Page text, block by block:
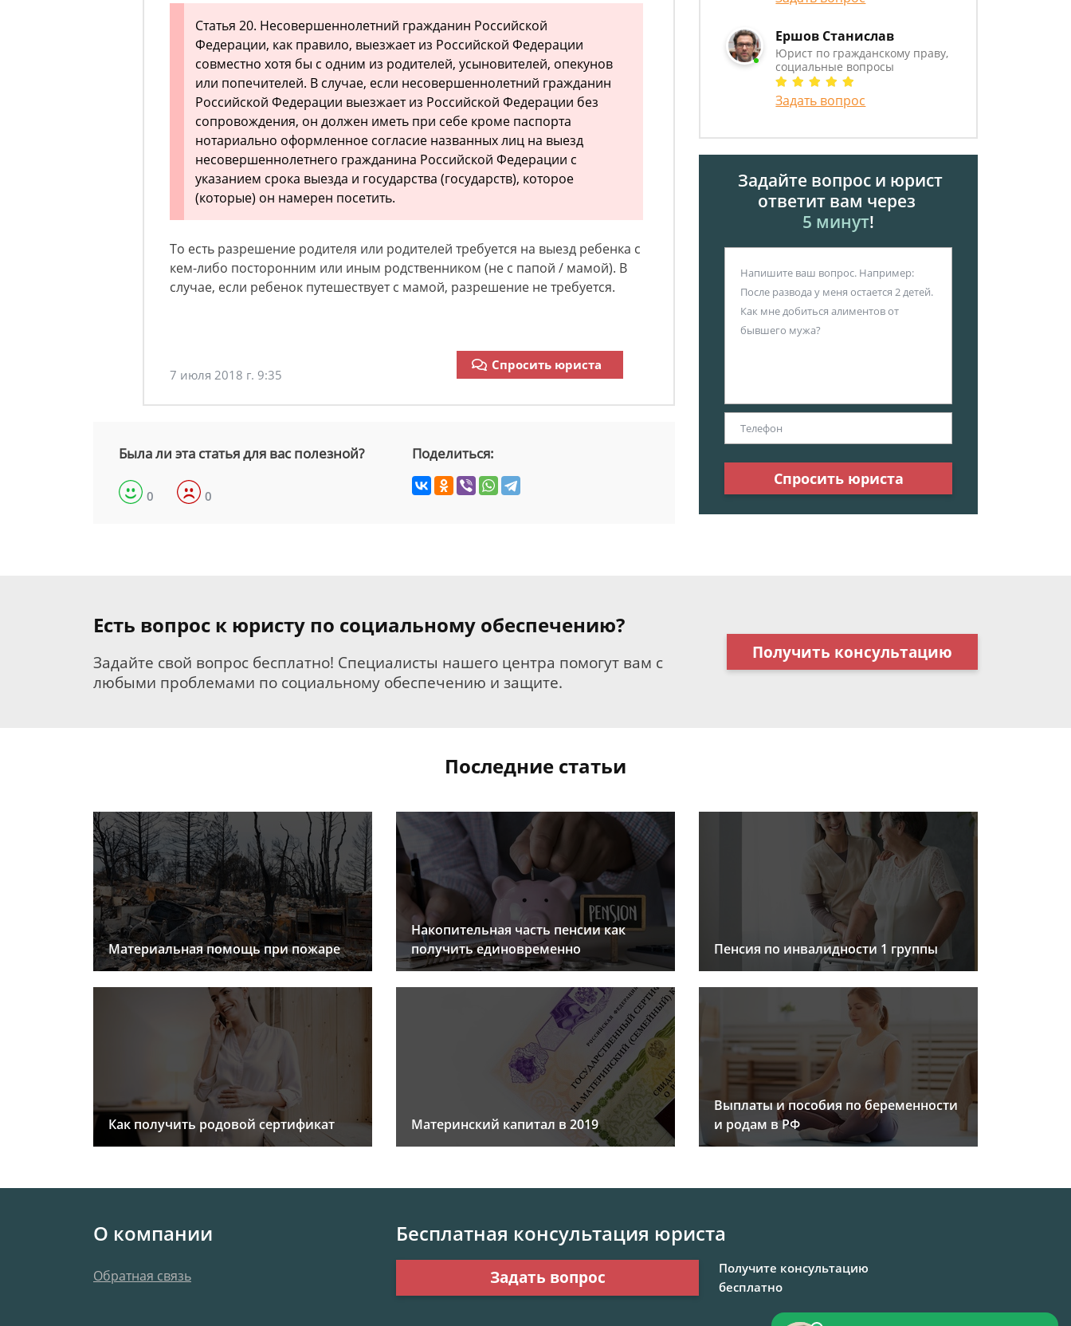
Статья 20. Несовершеннолетний гражданин Российской
Федерации, как правило, выезжает из Российской Федерации
совместно хотя бы с одним из родителей, усыновителей, опекунов
или попечителей. В случае, если несовершеннолетний гражданин
Российской Федерации выезжает из Российской Федерации без
сопровождения, он должен иметь при себе кроме паспорта
нотариально оформленное согласие названных лиц на выезд
несовершеннолетнего гражданина Российской Федерации с
указанием срока выезда и государства (государств), которое
(которые) он намерен посетить.
То есть разрешение родителя или родителей требуется на выезд ребенка с
кем-либо посторонним или иным родственником (не с папой / мамой). В
случае, если ребенок путешествует с мамой, разрешение не требуется.
7 июля 2018 г. 9:35
Спросить юриста
Была ли эта статья для вас полезной?
0 0
Поделиться:
Ершов Станислав
Юрист по гражданскому праву,
социальные вопросы
Задать вопрос
Задайте вопрос и юрист
ответит вам через
5 минут!
Спросить юриста
Есть вопрос к юристу по социальному обеспечению?
Задайте свой вопрос бесплатно! Специалисты нашего центра помогут вам с
любыми проблемами по социальному обеспечению и защите.
Получить консультацию
Последние статьи
Материальная помощь при пожаре
Накопительная часть пенсии как
получить единовременно
Пенсия по инвалидности 1 группы
Как получить родовой сертификат Материнский капитал в 2019
Выплаты и пособия по беременности
и родам в РФ
О компании
Обратная связь
Бесплатная консультация юриста
Задать вопрос
Получите консультацию
бесплатно